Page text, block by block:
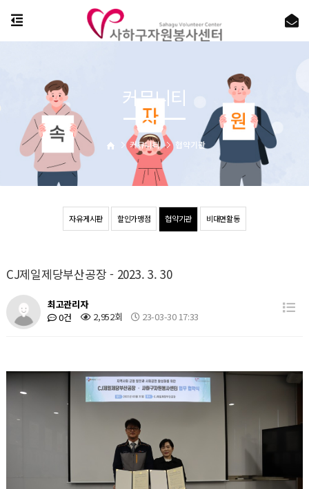
자유게시판 할인가맹점 협약기관 비대면활동
커뮤니티 협약기관
커뮤니티
CJ제일제당부산공장 - 2023. 3. 30
최고관리자
0건
2,952회 23-03-30 17:33